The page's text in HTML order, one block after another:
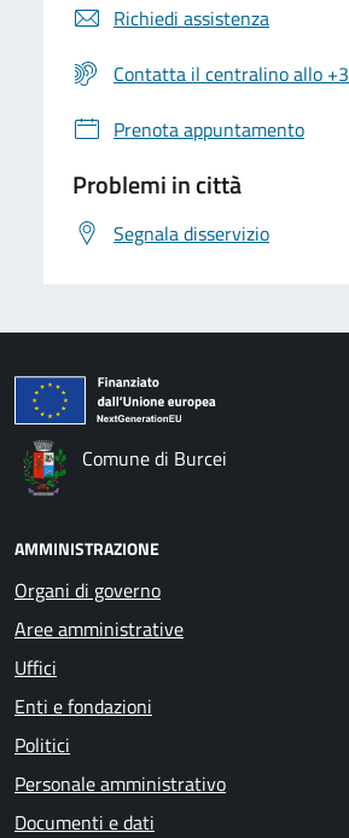
Richiedi assistenza
Contatta il centralino allo
Prenota appuntamento
Problemi in città
Segnala disservizio
Comune di Burcei
AMMINISTRAZIONE
Organi di governo
Aree amministrative
Uffici
Enti e fondazioni
Politici
Personale amministrativo
Documenti e dati